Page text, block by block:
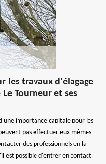
les travaux d'élagage
Tourneur et ses
importance capitale pour les
pas effectuer eux-mêmes
des professionnels en la
est possible d'entrer en contact